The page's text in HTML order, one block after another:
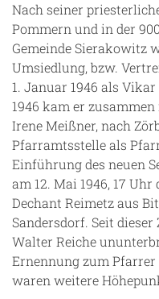
Nach seiner
Pommern und in der
Gemeinde Sierakowitz
Umsiedlung, bzw.
1. Januar 1946 als
1946 kam er
Irene Meißner, nach
Pfarramtsstelle als
Einführung des neuen
am 12. Mai 1946, 17
Dechant Reimetz aus
Sandersdorf. Seit
Walter Reiche
Ernennung zum
waren weitere